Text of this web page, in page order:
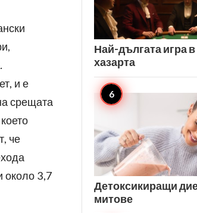
и е
срещата
че
около 3,7
Най-дългата игра
хазарта
Детоксикиращи
митове